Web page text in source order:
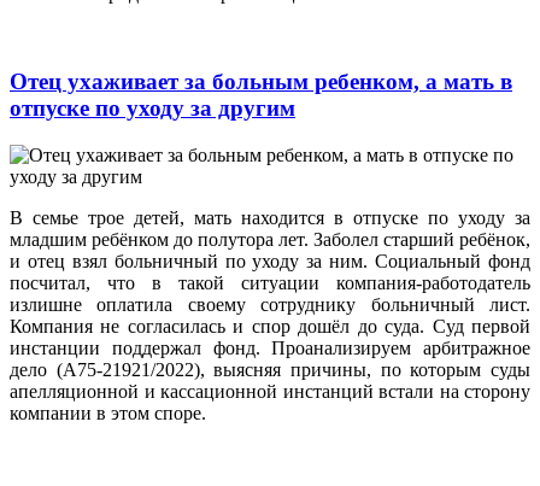
Отец ухаживает за больным ребенком, а мать в
отпуске по уходу за другим
В семье трое детей, мать находится в отпуске по уходу за
младшим ребёнком до полутора лет. Заболел старший ребёнок,
и отец взял больничный по уходу за ним. Социальный фонд
посчитал, что в такой ситуации компания-работодатель
излишне оплатила своему сотруднику больничный лист.
Компания не согласилась и спор дошёл до суда. Суд первой
инстанции поддержал фонд. Проанализируем арбитражное
дело (А75-21921/2022), выясняя причины, по которым суды
апелляционной и кассационной инстанций встали на сторону
компании в этом споре.